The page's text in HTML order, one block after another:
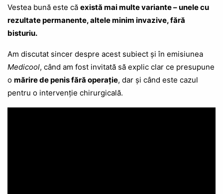
Vestea bună este că există mai multe variante – unele cu
rezultate permanente, altele minim invazive, fără
bisturiu.
Am discutat sincer despre acest subiect și în emisiunea
Medicool, când am fost invitată să explic clar ce presupune
o mărire de penis fără operație, dar și când este cazul
pentru o intervenție chirurgicală.